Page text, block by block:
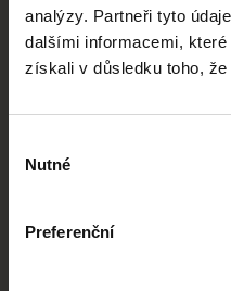
analýzy. Partneři tyto
dalšími informacemi,
získali v důsledku toho,
souhlasu
Nutné
Preferenční
CPH:DOX